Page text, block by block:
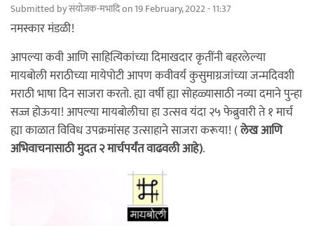
Submitted byसंयोजक-मभादिon 19 February, 2022 - 11:37
नमस्कार मंडळी!
आपल्या कवी आणि साहित्यिकांच्या दिमाखदार कृतींनी बहरलेल्या
मायबोली मराठीच्या मायेपोटी आपण कवीवर्य कुसुमाग्रजांच्या जन्मदिवशी
मराठी भाषा दिन साजरा करतो. ह्या वर्षी ह्या सोहळ्यासाठी नव्या दमाने पुन्हा
सज्ज होऊया! आपल्या मायबोलीचा हा उत्सव यंदा २५ फेब्रुवारी ते १ मार्च
ह्या काळात विविध उपक्रमांसह उत्साहाने साजरा करूया! (लेख आणि
अभिवाचनासाठी मुदत २ मार्चपर्यंत वाढवली आहे).